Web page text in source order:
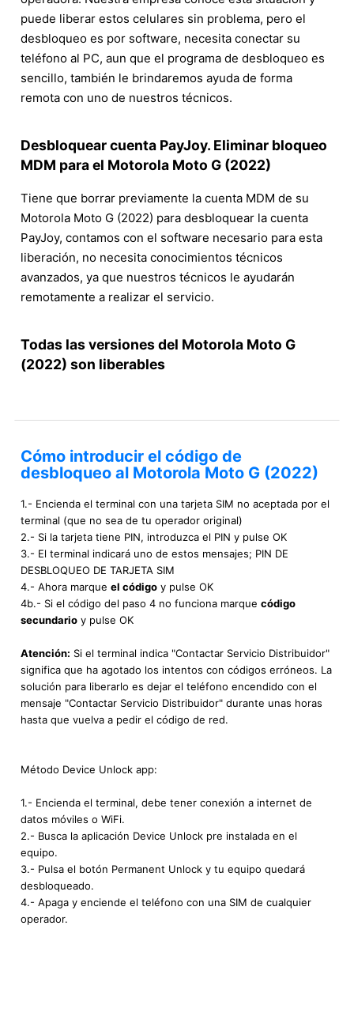
puede liberar estos celulares sin problema, pero el
desbloqueo es por software, necesita conectar su
teléfono al PC, aun que el programa de desbloqueo es
sencillo, también le brindaremos ayuda de forma
remota con uno de nuestros técnicos.
Desbloquear cuenta PayJoy. Eliminar bloqueo
MDM para el Motorola Moto G (2022)
Tiene que borrar previamente la cuenta MDM de su
Motorola Moto G (2022) para desbloquear la cuenta
PayJoy, contamos con el software necesario para esta
liberación, no necesita conocimientos técnicos
avanzados, ya que nuestros técnicos le ayudarán
remotamente a realizar el servicio.
Todas las versiones del Motorola Moto G
(2022) son liberables
Cómo introducir el código de
desbloqueo al Motorola Moto G (2022)
1.- Encienda el terminal con una tarjeta SIM no aceptada por el
terminal (que no sea de tu operador original)
2.- Si la tarjeta tiene PIN, introduzca el PIN y pulse OK
3.- El terminal indicará uno de estos mensajes; PIN DE
DESBLOQUEO DE TARJETA SIM
4.- Ahora marque el código y pulse OK
4b.- Si el código del paso 4 no funciona marque código
secundario y pulse OK
Atención: Si el terminal indica "Contactar Servicio Distribuidor"
significa que ha agotado los intentos con códigos erróneos. La
solución para liberarlo es dejar el teléfono encendido con el
mensaje "Contactar Servicio Distribuidor" durante unas horas
hasta que vuelva a pedir el código de red.
Método Device Unlock app:
1.- Encienda el terminal, debe tener conexión a internet de
datos móviles o WiFi.
2.- Busca la aplicación Device Unlock pre instalada en el
equipo.
3.- Pulsa el botón Permanent Unlock y tu equipo quedará
desbloqueado.
4.- Apaga y enciende el teléfono con una SIM de cualquier
operador.